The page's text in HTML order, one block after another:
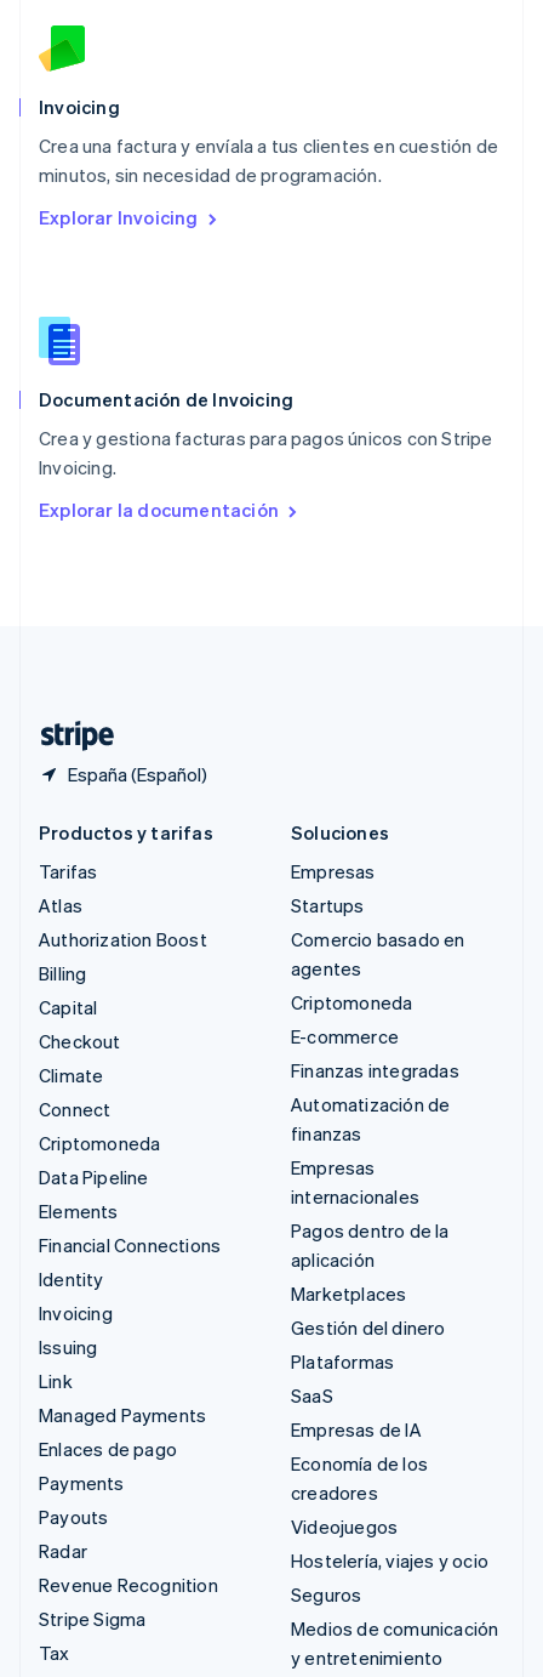
Invoicing
Crea una factura y envíala a tus clientes en cuestión de
minutos, sin necesidad de programación.
Explorar Invoicing
Documentación de Invoicing
Crea y gestiona facturas para pagos únicos con Stripe
Invoicing.
Explorar la documentación
España (Español)
English
México
Noruega
English
Nueva Zelanda
English
NederlandsEnglish
Português
RAE de Hong Kong, China
Reino Unido
República Checa
English
English
Productos y tarifas
Tarifas
Atlas
Authorization Boost
Billing
Capital
Checkout
Climate
Connect
Criptomoneda
Data Pipeline
Elements
Financial Connections
Identity
Invoicing
Issuing
Link
Managed Payments
Enlaces de pago
Payments
Payouts
Radar
Revenue Recognition
Stripe Sigma
Tax
Soluciones
Empresas
Startups
Comercio basado en
agentes
Criptomoneda
E-commerce
Finanzas integradas
Automatización de
finanzas
Empresas
internacionales
Pagos dentro de la
aplicación
Marketplaces
Gestión del dinero
Plataformas
SaaS
Empresas de IA
Economía de los
creadores
Videojuegos
Hostelería, viajes y ocio
Seguros
Medios de comunicación
y entretenimiento